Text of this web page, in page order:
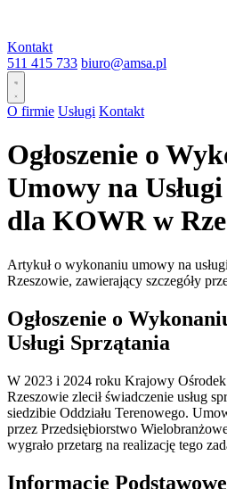
Kontakt
511 415 733 biuro@amsa.pl
O firmie Usługi Kontakt
Ogłoszenie o
Umowy na
dla KOWR w
Artykuł o wykonaniu umowy na
Rzeszowie, zawierający szczegóły
Ogłoszenie o
Usługi Sprzątania
W 2023 i 2024 roku Krajowy
Rzeszowie zlecił świadczenie usług
siedzibie Oddziału Terenowego.
przez Przedsiębiorstwo
wygrało przetarg na realizację tego
Informacje